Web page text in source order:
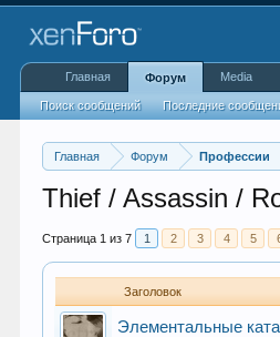
Главная Форум Профессии
Thief / Assassin /
Страница 1 из 7 1 2 3 4 5
Заголовок
Элементальные
Главная Форум
Поиск сообщений Последние
Media